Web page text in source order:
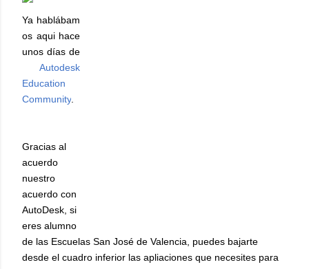
Ya hablábam
os aqui hace
unos días de
Autodesk
Education
Community
Gracias al
acuerdo
nuestro
acuerdo con
AutoDesk, si
eres alumno
de las Escuelas San José de Valencia, puedes bajarte
desde el cuadro inferior las apliaciones que necesites para